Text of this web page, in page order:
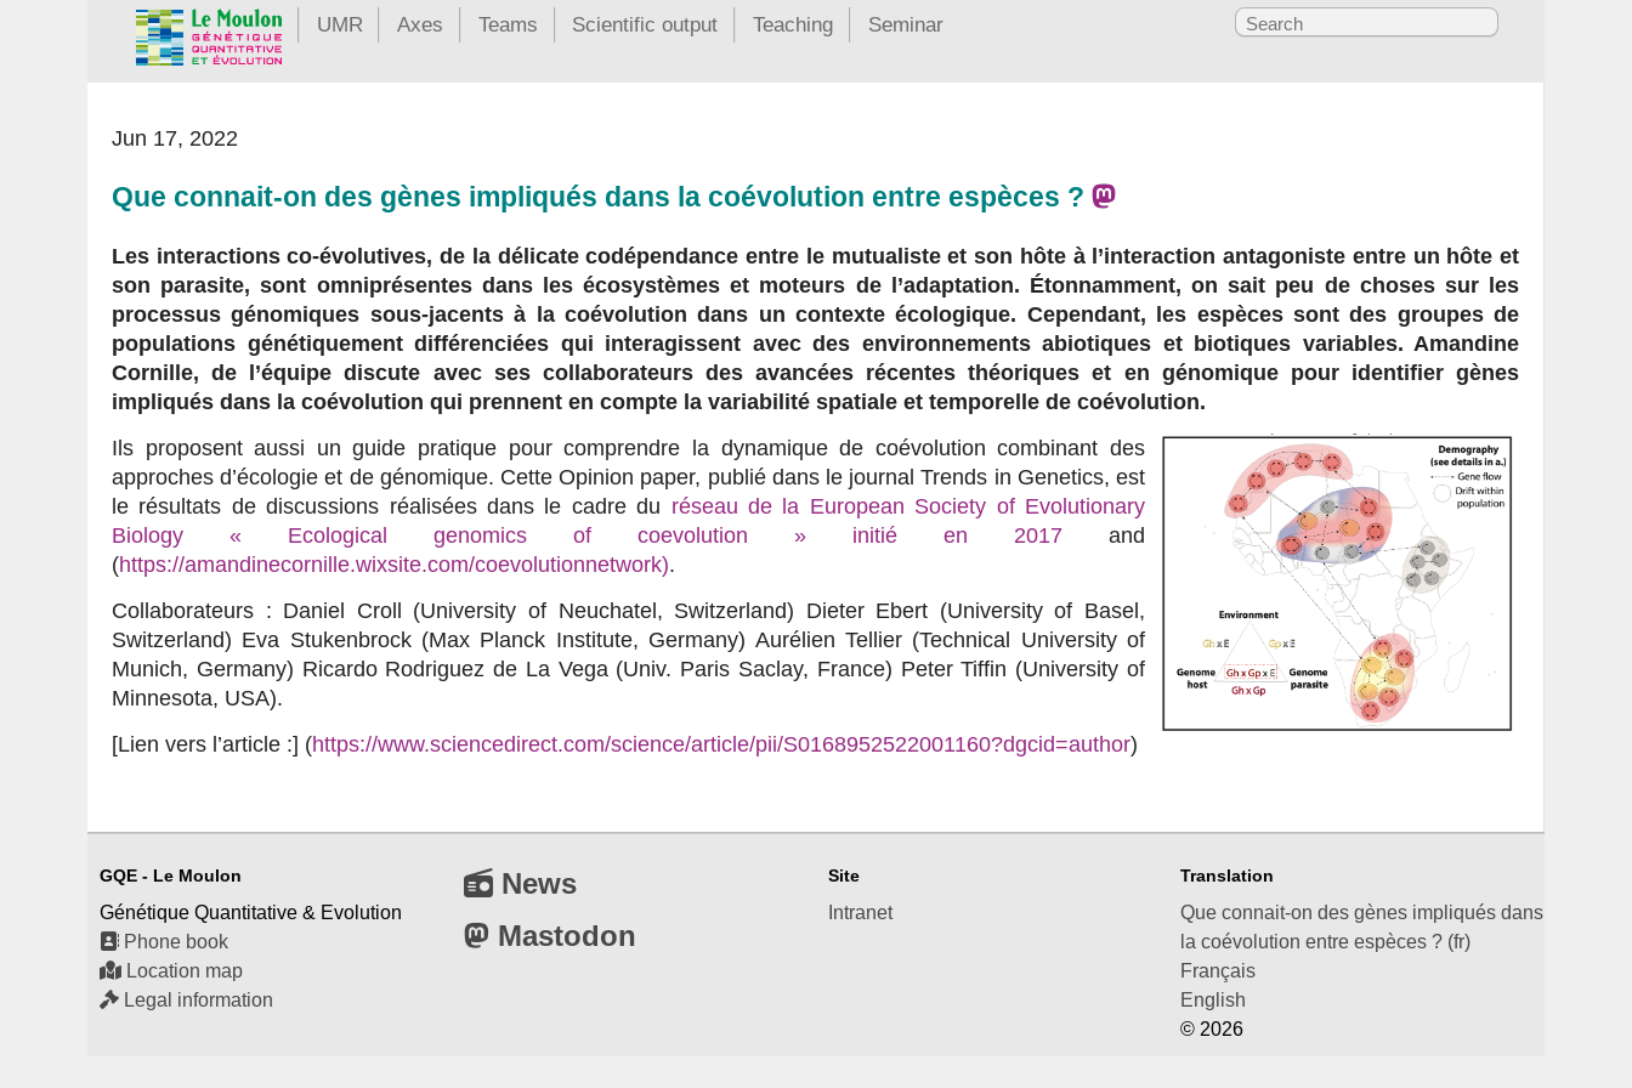
UMR Axes Teams Scientific output Teaching Seminar
Jun 17, 2022
Que connait-on des gènes impliqués dans la coévolution entre espèces ?
Les interactions co-évolutives, de la délicate codépendance entre le mutualiste et son hôte à l’interaction antagoniste entre un hôte et
son parasite, sont omniprésentes dans les écosystèmes et moteurs de l’adaptation. Étonnamment, on sait peu de choses sur les
processus génomiques sous-jacents à la coévolution dans un contexte écologique. Cependant, les espèces sont des groupes de
populations génétiquement différenciées qui interagissent avec des environnements abiotiques et biotiques variables. Amandine
Cornille, de l’équipe discute avec ses collaborateurs des avancées récentes théoriques et en génomique pour identifier gènes
impliqués dans la coévolution qui prennent en compte la variabilité spatiale et temporelle de coévolution.
Ils proposent aussi un guide pratique pour comprendre la dynamique de coévolution combinant des
approches d’écologie et de génomique. Cette Opinion paper, publié dans le journal Trends in Genetics, est
le résultats de discussions réalisées dans le cadre du réseau de la European Society of Evolutionary
Biology « Ecological genomics of coevolution » initié en 2017 and
(https://amandinecornille.wixsite.com/coevolutionnetwork).
Collaborateurs : Daniel Croll (University of Neuchatel, Switzerland) Dieter Ebert (University of Basel,
Switzerland) Eva Stukenbrock (Max Planck Institute, Germany) Aurélien Tellier (Technical University of
Munich, Germany) Ricardo Rodriguez de La Vega (Univ. Paris Saclay, France) Peter Tiffin (University of
Minnesota, USA).
[Lien vers l’article :] (https://www.sciencedirect.com/science/article/pii/S0168952522001160?dgcid=author)
GQE - Le Moulon
Génétique Quantitative & Evolution
Phone book
Location map
Legal information
News
Mastodon
Site
Intranet
Translation
Que connait-on des gènes impliqués dans
la coévolution entre espèces ? (fr)
Français
English
© 2026